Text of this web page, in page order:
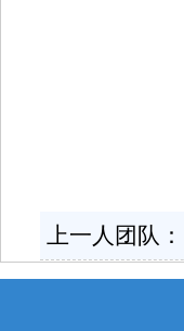
上一人团队：